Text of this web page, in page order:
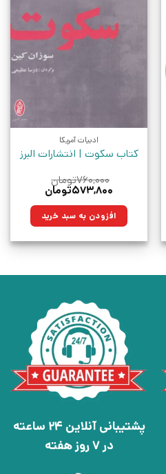
ادبیات آمریکا
کتاب سکوت | انتشارات البرز
۷۶۰,۰۰۰تومان
قیمت
۷۶۰,۰۰۰تومان
بود.
۵۷۳,۸۰۰تومان
۵۷۳,۸۰۰تومان.افزودن به سبد خرید
پشتیبانی آنلاین 24 ساعته
در 7 روز هفته